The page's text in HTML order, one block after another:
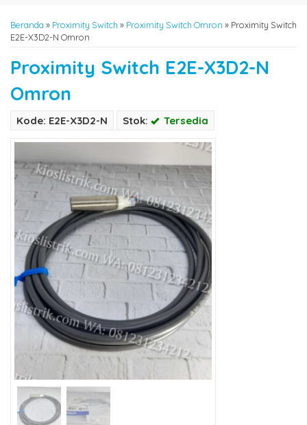
Beranda » Proximity Switch » Proximity Switch Omron » Proximity Switch
E2E-X3D2-N Omron
Proximity Switch E2E-X3D2-N
Omron
Kode: E2E-X3D2-N Stok: Tersedia